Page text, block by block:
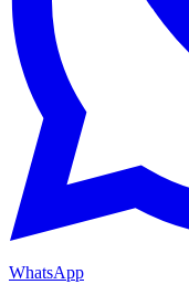
WhatsApp